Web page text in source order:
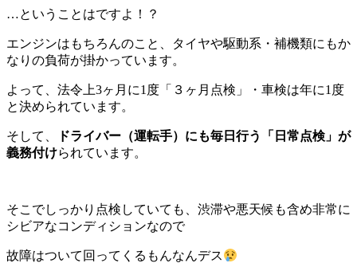
…ということはですよ！？
エンジンはもちろんのこと、タイヤや駆動系・補機類にもか
なりの負荷が掛かっています。
よって、法令上3ヶ月に1度「３ヶ月点検」・車検は年に1度
と決められています。
そして、
ドライバー（運転手）にも毎日行う「日常点検」が
義務付けられています。
そこでしっかり点検していても、渋滞や悪天候も含め非常に
シビアなコンディションなので
故障はついて回ってくるもんなんデス